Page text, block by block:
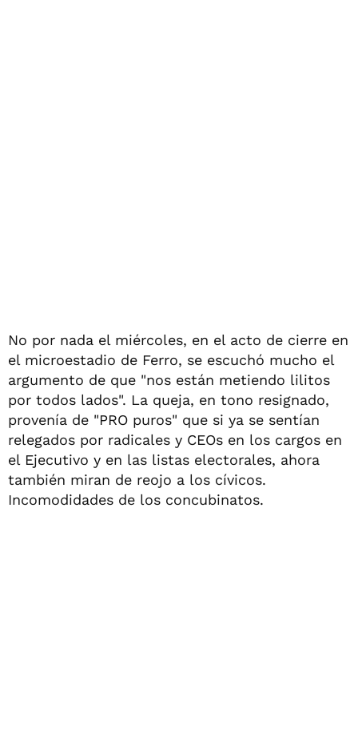
No por nada el miércoles, en el acto de cierre en
el microestadio de Ferro, se escuchó mucho el
argumento de que "nos están metiendo lilitos
por todos lados". La queja, en tono resignado,
provenía de "PRO puros" que si ya se sentían
relegados por radicales y CEOs en los cargos en
el Ejecutivo y en las listas electorales, ahora
también miran de reojo a los cívicos.
Incomodidades de los concubinatos.